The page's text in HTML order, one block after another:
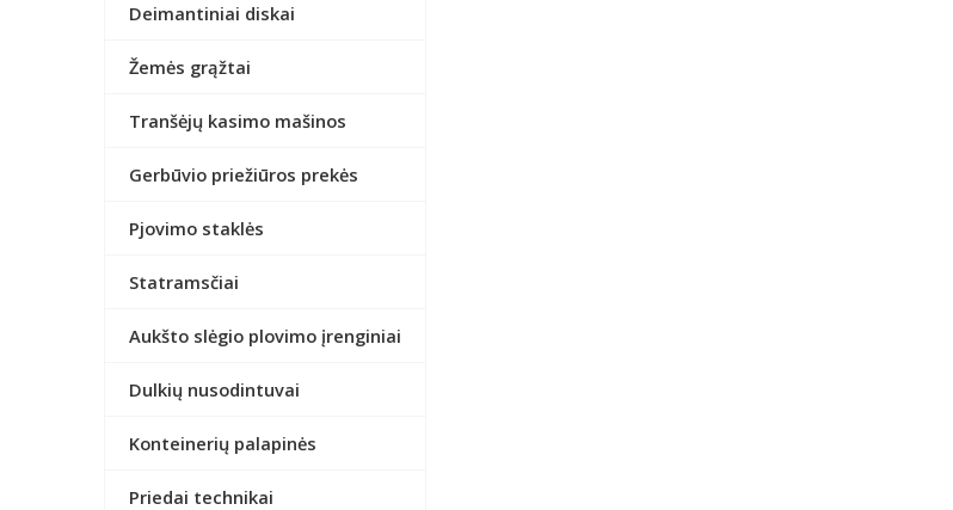
Deimantiniai diskai
Žemės grąžtai
Tranšėjų kasimo mašinos
Gerbūvio priežiūros prekės
Pjovimo staklės
Statramsčiai
Aukšto slėgio plovimo įrenginiai
Dulkių nusodintuvai
Konteinerių palapinės
Priedai technikai